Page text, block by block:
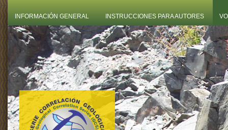
INFORMACIÓN GENERAL INSTRUCCIONES PARA AUTORES